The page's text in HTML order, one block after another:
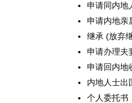
申请同内地
申请内地亲
继承 (放弃
申请办理夫
申请回内地
内地人士出
个人委托书